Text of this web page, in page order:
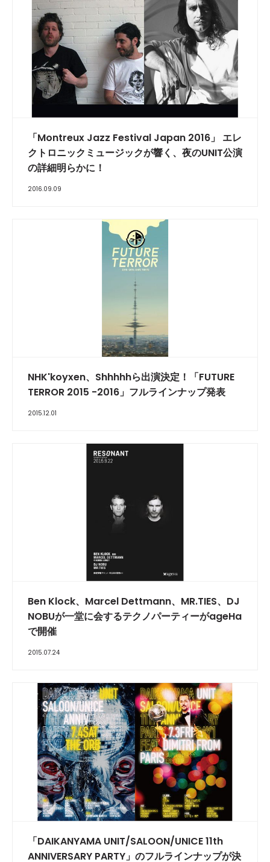
「Montreux Jazz Festival Japan 2016」 エレ
クトロニックミュージックが響く、夜のUNIT公演
の詳細明らかに！
2016.09.09
NHK'koyxen、Shhhhhら出演決定！「FUTURE
TERROR 2015 -2016」フルラインナップ発表
2015.12.01
Ben Klock、Marcel Dettmann、MR.TIES、DJ
NOBUが一堂に会するテクノパーティーがageHa
で開催
2015.07.24
「DAIKANYAMA UNIT/SALOON/UNICE 11th
ANNIVERSARY PARTY」のフルラインナップが決